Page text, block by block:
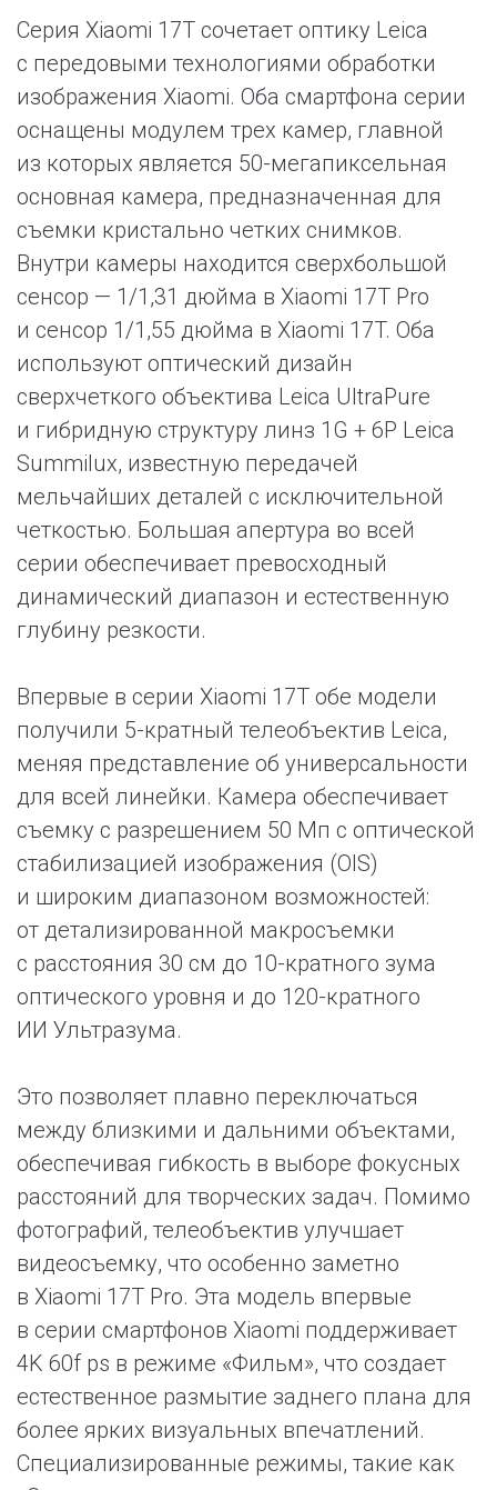
Серия Xiaomi 17T сочетает оптику Leica
с передовыми технологиями обработки
изображения Xiaomi. Оба смартфона серии
оснащены модулем трех камер, главной
из которых является 50-мегапиксельная
основная камера, предназначенная для
съемки кристально четких снимков.
Внутри камеры находится сверхбольшой
сенсор — 1/1,31 дюйма в Xiaomi 17T Pro
и сенсор 1/1,55 дюйма в Xiaomi 17T. Оба
используют оптический дизайн
сверхчеткого объектива Leica UltraPure
и гибридную структуру линз 1G + 6P Leica
Summilux, известную передачей
мельчайших деталей с исключительной
четкостью. Большая апертура во всей
серии обеспечивает превосходный
динамический диапазон и естественную
глубину резкости.
Впервые в серии Xiaomi 17T обе модели
получили 5-кратный телеобъектив Leica,
меняя представление об универсальности
для всей линейки. Камера обеспечивает
съемку с разрешением 50 Мп с оптической
стабилизацией изображения (OIS)
и широким диапазоном возможностей:
от детализированной макросъемки
с расстояния 30 см до 10-кратного зума
оптического уровня и до 120-кратного
ИИ Ультразума.
Это позволяет плавно переключаться
между близкими и дальними объектами,
обеспечивая гибкость в выборе фокусных
расстояний для творческих задач. Помимо
фотографий, телеобъектив улучшает
видеосъемку, что особенно заметно
в Xiaomi 17T Pro. Эта модель впервые
в серии смартфонов Xiaomi поддерживает
4K 60f ps в режиме «Фильм», что создает
естественное размытие заднего плана для
более ярких визуальных впечатлений.
Специализированные режимы, такие как